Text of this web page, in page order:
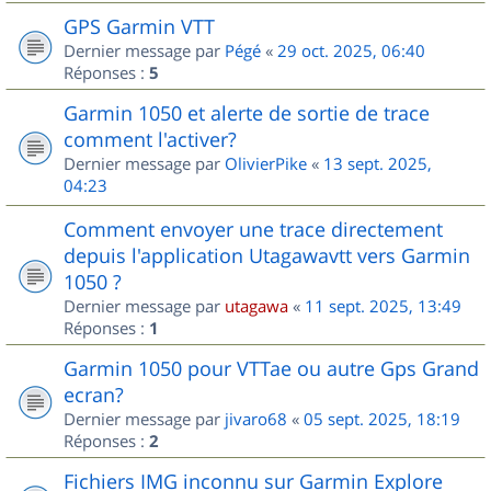
GPS Garmin VTT
Dernier message par Pégé « 29 oct. 2025, 06:40
Réponses : 5
Garmin 1050 et alerte de sortie de trace
comment l'activer?
Dernier message par OlivierPike « 13 sept. 2025,
04:23
Comment envoyer une trace directement
depuis l'application Utagawavtt vers Garmin
1050 ?
Dernier message par utagawa « 11 sept. 2025, 13:49
Réponses : 1
Garmin 1050 pour VTTae ou autre Gps Grand
ecran?
Dernier message par jivaro68 « 05 sept. 2025, 18:19
Réponses : 2
Fichiers IMG inconnu sur Garmin Explore